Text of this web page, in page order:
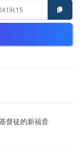
督徒的新福音